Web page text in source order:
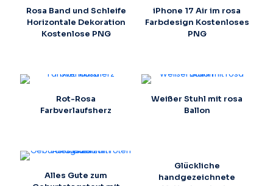
Rosa Band und Schleife
Horizontale Dekoration
Kostenlose PNG
iPhone 17 Air im rosa
Farbdesign Kostenloses
PNG
Rot-Rosa
Farbverlaufsherz
Weißer Stuhl mit rosa
Ballon
Alles Gute zum
Glückliche
handgezeichnete